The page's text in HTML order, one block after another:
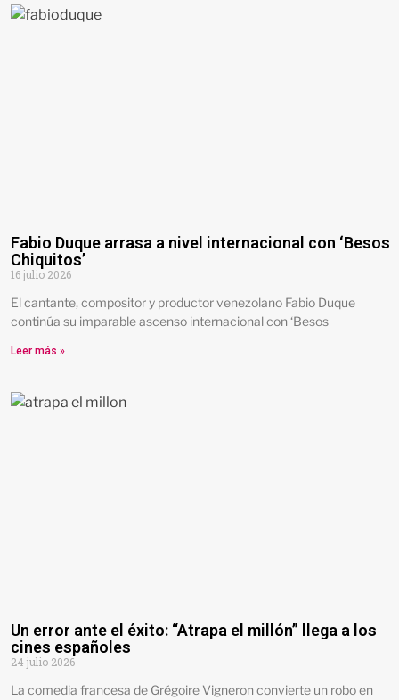
Fabio Duque arrasa a nivel internacional con ‘Besos
Chiquitos’
16 julio 2026
El cantante, compositor y productor venezolano Fabio Duque
continúa su imparable ascenso internacional con ‘Besos
Leer más »
Un error ante el éxito: “Atrapa el millón” llega a los
cines españoles
24 julio 2026
La comedia francesa de Grégoire Vigneron convierte un robo en